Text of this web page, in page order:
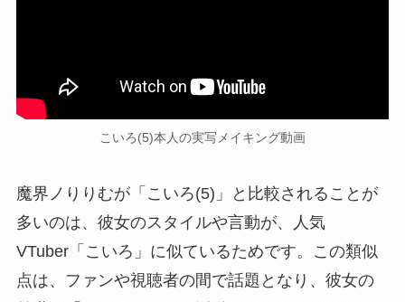
こいろ(5)本人の実写メイキング動画
魔界ノりりむが「こいろ(5)」と比較されることが
多いのは、彼女のスタイルや言動が、人気
VTuber「こいろ」に似ているためです。この類似
点は、ファンや視聴者の間で話題となり、彼女の